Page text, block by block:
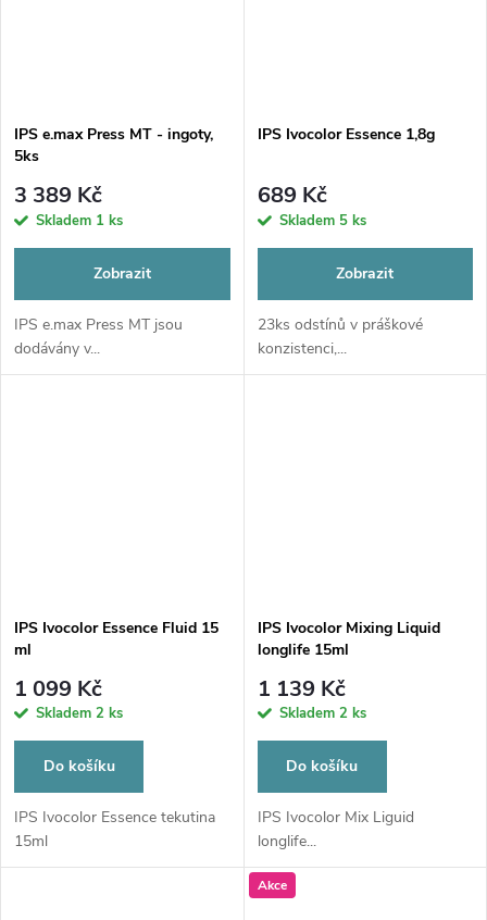
IPS e.max Press MT - ingoty,
5ks
3 389 Kč
Skladem 1 ks
Zobrazit
IPS e.max Press MT jsou
dodávány v...
IPS Ivocolor Essence 1,8g
689 Kč
Skladem 5 ks
Zobrazit
23ks odstínů v práškové
konzistenci,...
IPS Ivocolor Essence Fluid 15
ml
1 099 Kč
Skladem 2 ks
Do košíku
IPS Ivocolor Essence tekutina
15ml
IPS Ivocolor Mixing Liquid
longlife 15ml
1 139 Kč
Skladem 2 ks
Do košíku
IPS Ivocolor Mix Liguid
longlife...
Akce